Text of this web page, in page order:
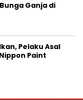
Ganja di
Pelaku Asal
Paint